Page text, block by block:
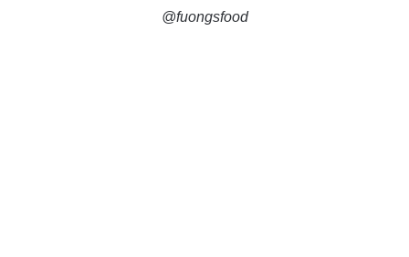
@fuongsfood